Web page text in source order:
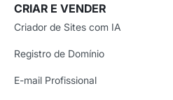
CRIAR E VENDER
Criador de Sites com IA
Registro de Domínio
E-mail Profissional